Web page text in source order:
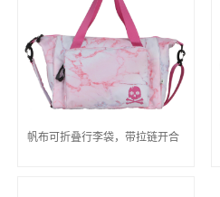
帆布可折叠行李袋，带拉链开合